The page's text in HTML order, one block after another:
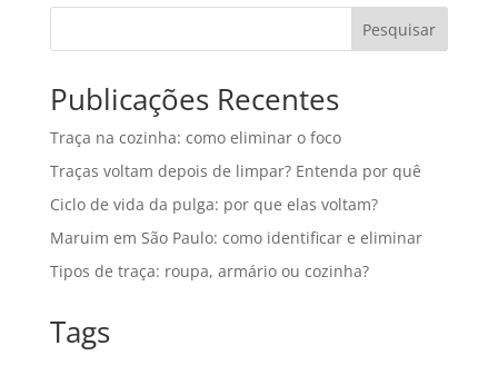
Pesquisar
Publicações Recentes
Traça na cozinha: como eliminar o foco
Traças voltam depois de limpar? Entenda por quê
Ciclo de vida da pulga: por que elas voltam?
Maruim em São Paulo: como identificar e eliminar
Tipos de traça: roupa, armário ou cozinha?
Tags